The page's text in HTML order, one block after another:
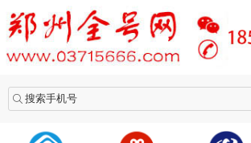
搜索手机号